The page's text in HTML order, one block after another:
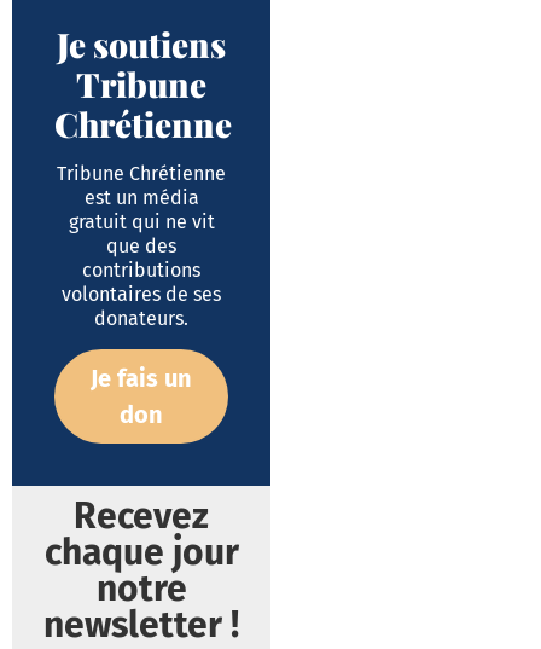
Je soutiens
Tribune
Chrétienne
Tribune Chrétienne
est un média
gratuit qui ne vit
que des
contributions
volontaires de ses
donateurs.
Je fais un
don
Recevez
chaque jour
notre
newsletter !